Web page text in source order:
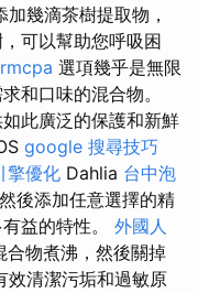
幾滴茶樹提取物，
可以幫助您呼吸困
選項幾乎是無限
和口味的混合物。
此廣泛的保護和新鮮
google 搜尋技巧
擎優化 Dahlia 台中泡
然後添加任意選擇的精
益的特性。 外國人
合物煮沸，然後關掉
效清潔污垢和過敏原